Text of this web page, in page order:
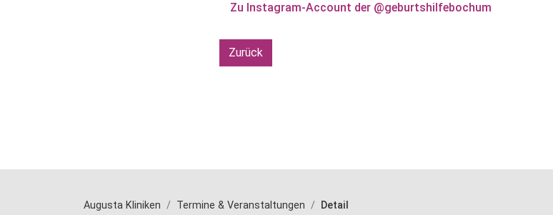
Zu Instagram-Account der @geburtshilfebochum
Zurück
Augusta Kliniken Termine & Veranstaltungen Detail